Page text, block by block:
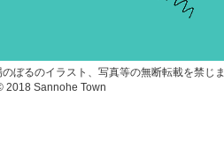
ぼるのイラスト、写真等の無断転載を禁じ
2018 Sannohe Town